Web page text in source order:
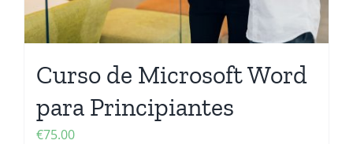
Curso de Microsoft Word
para Principiantes
€75.00